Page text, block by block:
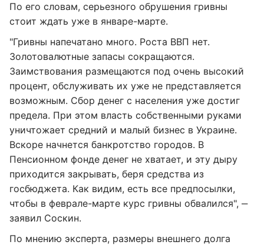
По его словам, серьезного обрушения гривны
стоит ждать уже в январе-марте.
"Гривны напечатано много. Роста ВВП нет.
Золотовалютные запасы сокращаются.
Заимствования размещаются под очень высокий
процент, обслуживать их уже не представляется
возможным. Сбор денег с населения уже достиг
предела. При этом власть собственными руками
уничтожает средний и малый бизнес в Украине.
Вскоре начнется банкротство городов. В
Пенсионном фонде денег не хватает, и эту дыру
приходится закрывать, беря средства из
госбюджета. Как видим, есть все предпосылки,
чтобы в феврале-марте курс гривны обвалился", ‒
заявил Соскин.
По мнению эксперта, размеры внешнего долга